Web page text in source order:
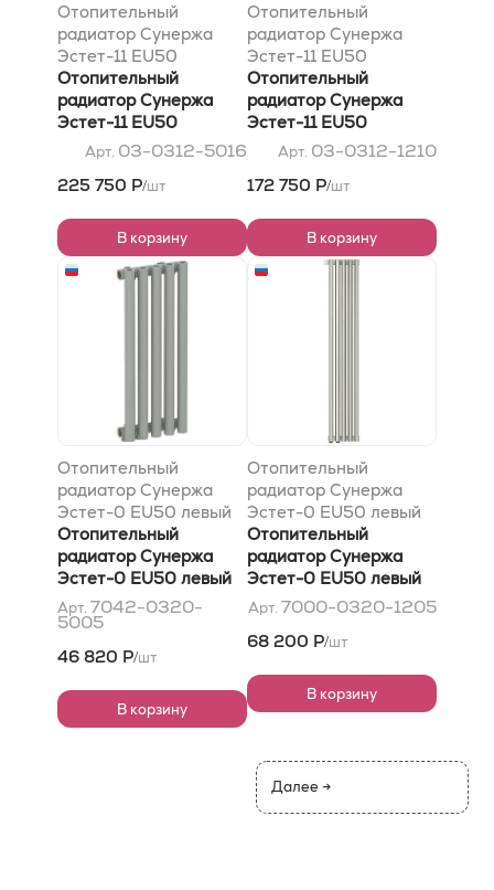
Отопительный
радиатор Сунержа
Эстет-11 EU50
500х720 16 секций,
Золото
Отопительный
радиатор Сунержа
Эстет-11 EU50
500х720 16 секций,
Золото
Арт. 03-0312-5016
225 750 Р/шт
В корзину
Отопительный
радиатор Сунержа
Эстет-11 EU50
1200х450 10 секций,
Золото
Отопительный
радиатор Сунержа
Эстет-11 EU50
1200х450 10 секций,
Золото
Арт. 03-0312-1210
172 750 Р/шт
В корзину
Отопительный
радиатор Сунержа
Эстет-0 EU50 левый
500х225 5 секций,
RAL 7042
Транспортный серый A
Отопительный
радиатор Сунержа
Эстет-0 EU50 левый
500х225 5 секций,
RAL 7042
Арт. 7042-0320-
5005
46 820 Р/шт
В корзину
Отопительный
радиатор Сунержа
Эстет-0 EU50 левый
1200х225 5 секций,
RAL 7000 Серая
белка
Отопительный
радиатор Сунержа
Эстет-0 EU50 левый
1200х225 5 секций,
RAL 7000 Серая
белка
Арт. 7000-0320-1205
68 200 Р/шт
В корзину
Далее →